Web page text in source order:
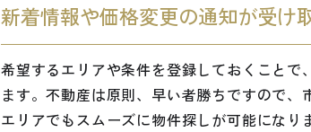
新着情報や価格変更の通知が受け
希望するエリアや条件を登録しておくこと
ます。不動産は原則、早い者勝ちですので
エリアでもスムーズに物件探しが可能になり